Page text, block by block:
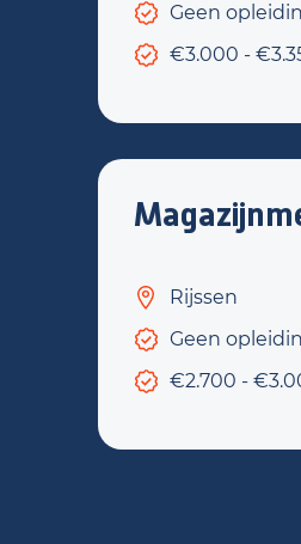
Geen
€3.000 -
Rijssen
Geen
€2.700 -